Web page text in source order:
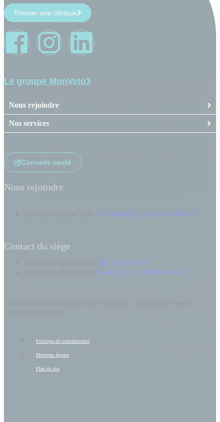
Trouver une clinique
Le groupe MonVeto
Nous rejoindre
Nos services
Conseils santé
Nous rejoindre
recrutement@groupemonveto.com
Contact du siège
02 35 63 89 08
contact@groupemonveto.com
Politique de confidentialité
Mentions légales
Plan du site